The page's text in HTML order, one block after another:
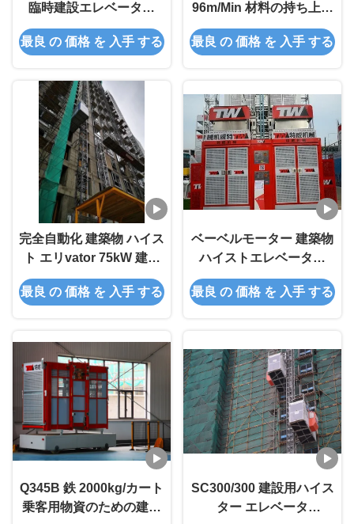
臨時建設エレベーター
96m/min 建設作業員エレ
ベーター
最良 の 価格 を 入手 する
96m/Min 材料の持ち上げ
のための外部建設エレベ
ーター
最良 の 価格 を 入手 する
完全自動化 建築物 ハイス
ト エリvator 75kW 建物
ハイスト エリvator
最良 の 価格 を 入手 する
ベーベルモーター 建築物
ハイストエレベーター
2x13kw 貨物 ハイストエ
レベーター
最良 の 価格 を 入手 する
Q345B 鉄 2000kg/カート
乗客用物資のための建設
SC300/300 建設用ハイス
ター エレベータ